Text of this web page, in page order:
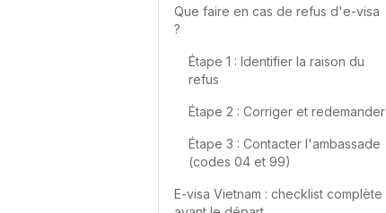
Que faire en cas de refus d'e-visa
?
Étape 1 : Identifier la raison du
refus
Étape 2 : Corriger et redemander
Étape 3 : Contacter l'ambassade
(codes 04 et 99)
E-visa Vietnam : checklist complète